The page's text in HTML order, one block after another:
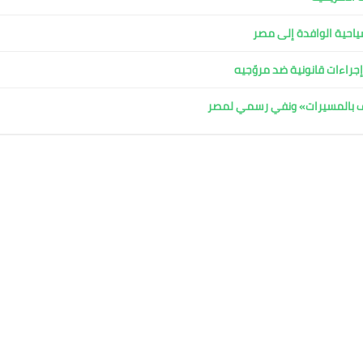
الوافدة إلى مصر
قانونية ضد مروّجيه
بالمسيرات» ونفي رسمي لمصر